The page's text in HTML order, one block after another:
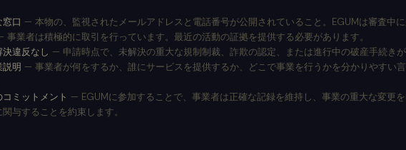
口 — 本物の、監視されたメールアドレスと電話番号が公開されていること。EGUMは審査中に
事業者は積極的に取引を行っています。最近の活動の証拠を提供する必要があります。
違反なし — 申請時点で、未解決の重大な規制制裁、詐欺の認定、または進行中の破産手続きが
説明 — 事業者が何をするか、誰にサービスを提供するか、どこで事業を行うかを分かりやすい
ミットメント — EGUMに参加することで、事業者は正確な記録を維持し、事業の重大な変更
与することを約束します。